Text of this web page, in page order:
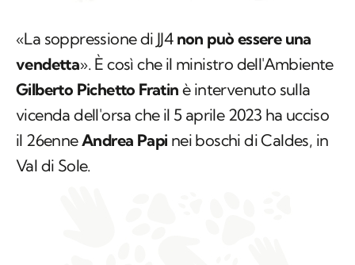
«La soppressione di JJ4 non può essere una
vendetta». È così che il ministro dell'Ambiente
Gilberto Pichetto Fratin è intervenuto sulla
vicenda dell'orsa che il 5 aprile 2023 ha ucciso
il 26enneAndrea Papi nei boschi di Caldes, in
Val di Sole.